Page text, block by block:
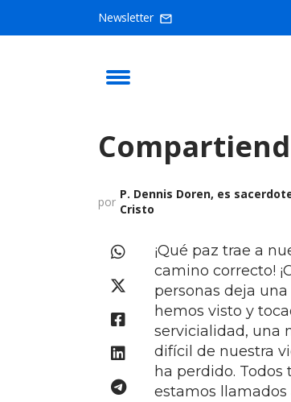
Newsletter
por P. Dennis Doren, es
Cristo
¡Qué paz trae a
camino correcto!
personas deja
hemos visto y
servicialidad, una
difícil de nuestra
ha perdido.
estamos llamados